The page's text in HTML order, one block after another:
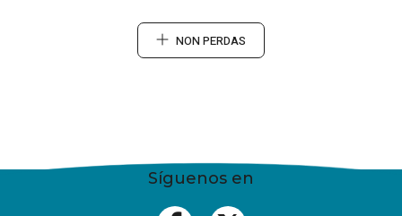
NON PERDAS
Síguenos en